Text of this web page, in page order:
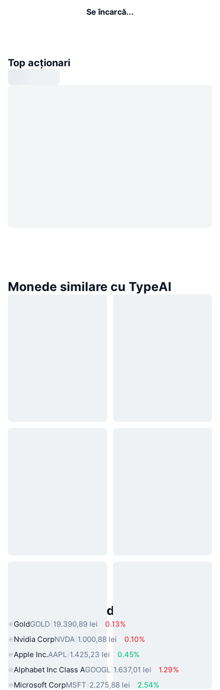
Se încarcă...
Top acționari
Monede similare cu TypeAI
Active Populare din Lumea Reală
GoldGOLD 19.390,89 lei
0.13%
Nvidia CorpNVDA 1.000,88 lei
0.10%
Apple Inc.AAPL 1.425,23 lei
0.45%
Alphabet Inc Class AGOOGL 1.637,01 lei
1.29%
Microsoft CorpMSFT 2.275,88 lei 2.54%